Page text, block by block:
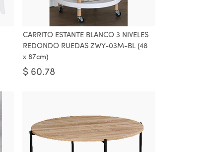
CARRITO ESTANTE BLANCO 3 NIVELES
REDONDO RUEDAS ZWY-03M-BL (48
x 87cm)
$ 60.78